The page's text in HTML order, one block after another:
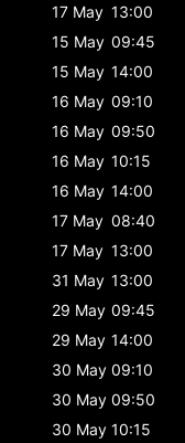
17 May 13:00
15 May 09:45
15 May 14:00
16 May 09:10
16 May 09:50
16 May 10:15
16 May 14:00
17 May 08:40
17 May 13:00
31 May 13:00
29 May 09:45
29 May 14:00
30 May 09:10
30 May 09:50
30 May 10:15